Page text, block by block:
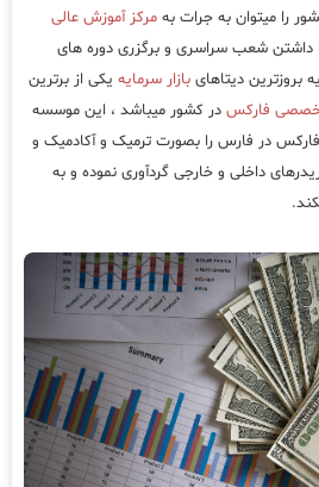
را میتوان به جرات به مرکز آموزش عالی
داشتن شعب سراسری و برگزری دوره های
بروزترین دیتاهای بازار سرمایه یکی از برترین
فارکس در کشور میباشد ، این موسسه
در فارس را بصورت ترمیک و آکادمیک و
داخلی و خارجی گردآوری نموده و به